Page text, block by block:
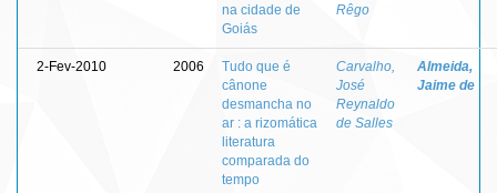
na cidade de
Goiás
Rêgo
2-Fev-2010 2006
Tudo que é
cânone
desmancha no
ar : a rizomática
literatura
comparada do
tempo
Carvalho,
José
Reynaldo
de Salles
Almeida,
Jaime de